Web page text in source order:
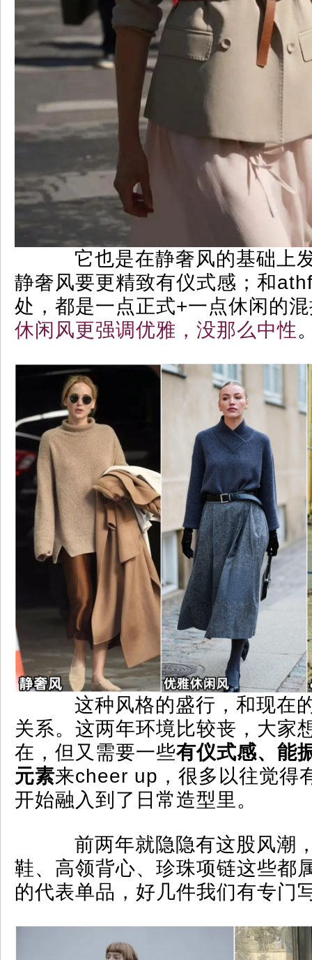
它也是在静奢风的基础上
静奢风要更精致有仪式感；和
处，都是一点正式+一点休闲的
休闲风更强调优雅，没那么中性
这种风格的盛行，和现在
关系。这两年环境比较丧，大家
在，但又需要一些有仪式感、能
元素来cheer up，很多以往觉得
开始融入到了日常造型里。
前两年就隐隐有这股风潮
鞋、高领背心、珍珠项链这些都
的代表单品，好几件我们有专门